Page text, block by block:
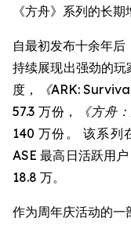
《方舟》系列的长期
自最初发布十余年
持续展现出强劲的
度，
《ARK:
57.3 万份，
《方舟
140 万份。 该系列
ASE 最高日活跃用
18.8 万。
作为周年庆活动的一